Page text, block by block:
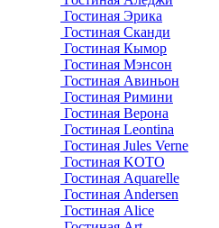
Гостиная Эрика
Гостиная Сканди
Гостиная Кымор
Гостиная Мэнсон
Гостиная Авиньон
Гостиная Римини
Гостиная Верона
Гостиная Leontina
Гостиная Jules Verne
Гостиная KOTO
Гостиная Aquarelle
Гостиная Andersen
Гостиная Alice